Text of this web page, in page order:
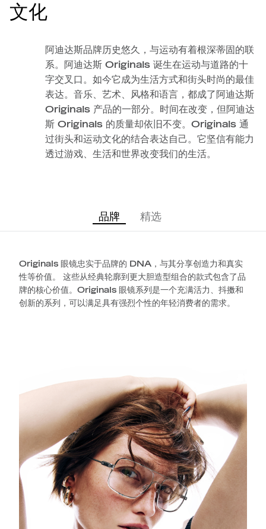
文化
阿迪达斯品牌历史悠久，与运动有着根深蒂固的联
系。阿迪达斯 Originals 诞生在运动与道路的十
字交叉口。如今它成为生活方式和街头时尚的最佳
表达。音乐、艺术、风格和语言，都成了阿迪达斯
Originals 产品的一部分。时间在改变，但阿迪达
斯 Originals 的质量却依旧不变。Originals 通
过街头和运动文化的结合表达自己。它坚信有能力
透过游戏、生活和世界改变我们的生活。
品牌 精选
Originals 眼镜忠实于品牌的 DNA，与其分享创造力和真实
性等价值。 这些从经典轮廓到更大胆造型组合的款式包含了品
牌的核心价值。Originals 眼镜系列是一个充满活力、抖擞和
创新的系列，可以满足具有强烈个性的年轻消费者的需求。